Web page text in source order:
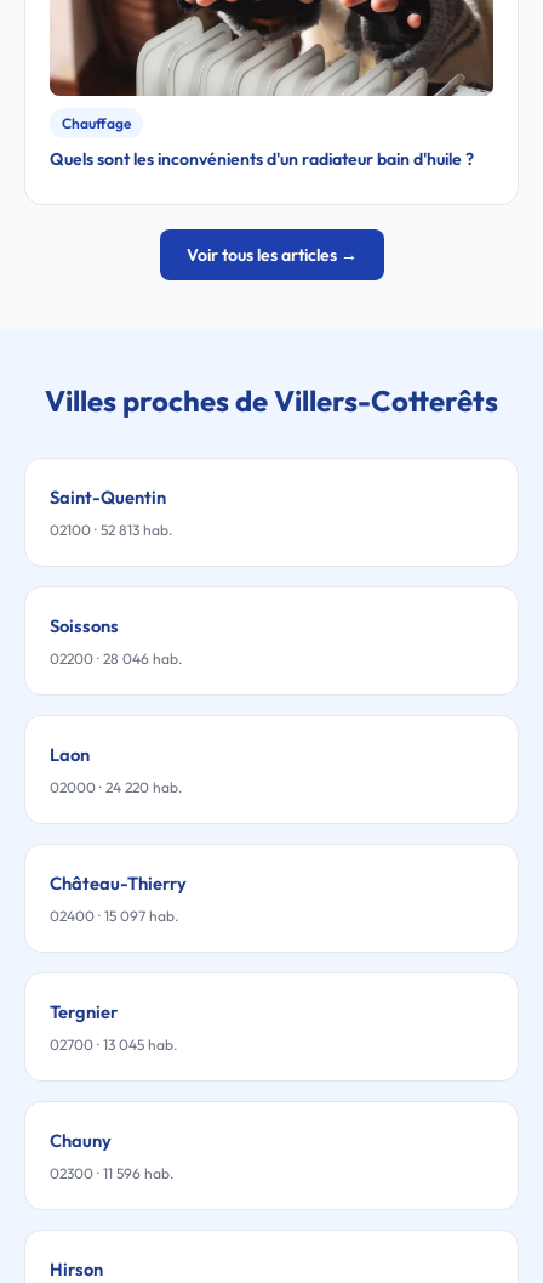
Chauffage
Quels sont les inconvénients d'un radiateur bain d'huile ?
Voir tous les articles →
Villes proches de Villers-Cotterêts
Saint-Quentin
02100 · 52 813 hab.
Soissons
02200 · 28 046 hab.
Laon
02000 · 24 220 hab.
Château-Thierry
02400 · 15 097 hab.
Tergnier
02700 · 13 045 hab.
Chauny
02300 · 11 596 hab.
Hirson